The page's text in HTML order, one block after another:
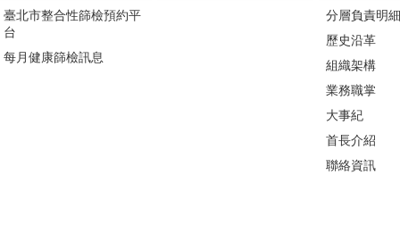
臺北市整合性篩檢預約平
台
每月健康篩檢訊息
分層負責明
歷史沿革
組織架構
業務職掌
大事紀
首長介紹
聯絡資訊